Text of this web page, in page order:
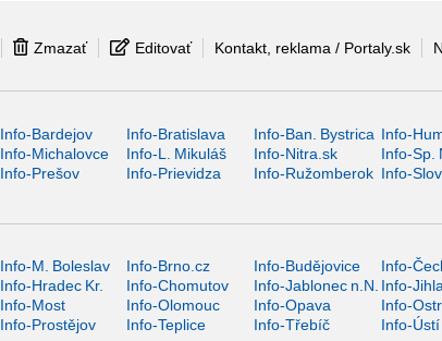
Zmazať Editovať Kontakt, reklama / Portaly.sk
Info-Bardejov Info-Bratislava Info-Ban. Bystrica Info-
Info-Michalovce Info-L. Mikuláš Info-Nitra.sk Info-Sp.
Info-Prešov Info-Prievidza Info-Ružomberok Info-
Info-M. Boleslav Info-Brno.cz Info-Budějovice Info-
Info-Hradec Kr. Info-Chomutov Info-Jablonec n.N. Info-
Info-Most Info-Olomouc Info-Opava Info-
Info-Prostějov Info-Teplice Info-Třebíč Info-Ústí